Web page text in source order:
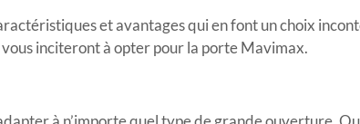
et avantages qui en font un choix
inciteront à opter pour la porte Mavimax.